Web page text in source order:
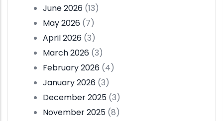
June 2026 (13)
May 2026 (7)
April 2026 (3)
March 2026 (3)
February 2026 (4)
January 2026 (3)
December 2025 (3)
November 2025 (8)